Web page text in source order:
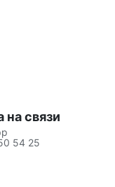
на связи
54 25